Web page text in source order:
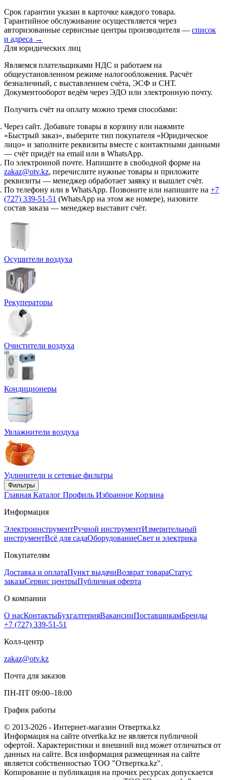
Срок гарантии указан в карточке каждого товара.
Гарантийное обслуживание осуществляется через
авторизованные сервисные центры производителя — список
и адреса →
Для юридических лиц
Являемся плательщиками НДС и работаем на
общеустановленном режиме налогообложения. Расчёт
безналичный, с выставлением счёта, ЭСФ и СНТ.
Документооборот ведём через ЭДО или электронную почту.
Получить счёт на оплату можно тремя способами:
Через сайт. Добавьте товары в корзину или нажмите
«Быстрый заказ», выберите тип покупателя «Юридическое
лицо» и заполните реквизиты вместе с контактными данными
— счёт придёт на email или в WhatsApp.
По электронной почте. Напишите в свободной форме на
zakaz@otv.kz, перечислите нужные товары и приложите
реквизиты — менеджер обработает заявку и вышлет счёт.
По телефону или в WhatsApp. Позвоните или напишите на +7
(727) 339-51-51 (WhatsApp на этом же номере), назовите
состав заказа — менеджер выставит счёт.
Осушители воздуха
Рекуператоры
Очистители воздуха
Кондиционеры
Увлажнители воздуха
Удлинители и сетевые фильтры
Фильтры
Главная Каталог Профиль Избранное Корзина
Информация
ЭлектроинструментРучной инструментИзмерительный
инструментВсё для садаОборудованиеСвет и электрика
Покупателям
Доставка и оплатаПункт выдачиВозврат товараСтатус
заказаСервис центрыПубличная оферта
О компании
О насКонтактыБухгалтерияВакансииПоставщикамБренды
+7 (727) 339-51-51
Колл-центр
zakaz@otv.kz
Почта для заказов
ПН-ПТ 09:00–18:00
График работы
© 2013-2026 - Интернет-магазин Отвертка.kz
Информация на сайте otvertka.kz не является публичной
офертой. Характеристики и внешний вид может отличаться от
данных на сайте. Вся информация размещенная на сайте
является собственностью ТОО "Отвертка.kz".
Копирование и публикация на прочих ресурсах допускается